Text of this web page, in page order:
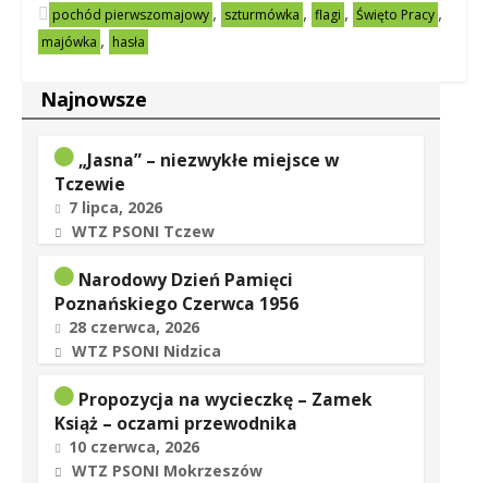
pochód pierwszomajowy , szturmówka , flagi , Święto Pracy ,
majówka , hasła
Najnowsze
„Jasna” – niezwykłe miejsce w
Tczewie
7 lipca, 2026
WTZ PSONI Tczew
Narodowy Dzień Pamięci
Poznańskiego Czerwca 1956
28 czerwca, 2026
WTZ PSONI Nidzica
Propozycja na wycieczkę – Zamek
Książ – oczami przewodnika
10 czerwca, 2026
WTZ PSONI Mokrzeszów